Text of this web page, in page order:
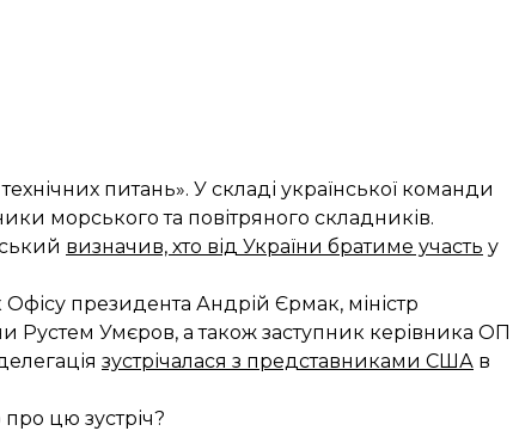
питань». У складі української команди
морського та повітряного складників.
визначив, хто від України братиме участь у
президента Андрій Єрмак, міністр
Рустем Умєров, а також заступник керівника ОП
зустрічалася з представниками США в
цю зустріч?